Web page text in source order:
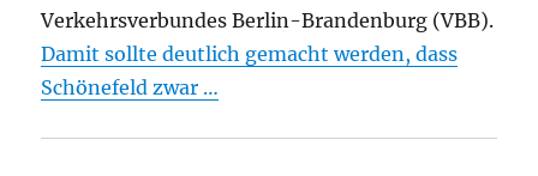
Verkehrsverbundes Berlin-Brandenburg (VBB).
Damit sollte deutlich gemacht werden, dass
Schönefeld zwar …